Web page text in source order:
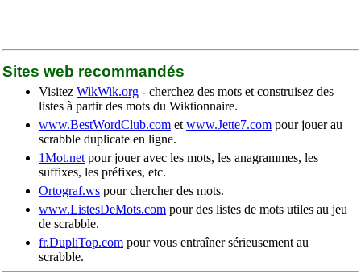
Sites web recommandés
Visitez WikWik.org - cherchez des mots et construisez des
listes à partir des mots du Wiktionnaire.
www.BestWordClub.com et www.Jette7.com pour jouer au
scrabble duplicate en ligne.
1Mot.net pour jouer avec les mots, les anagrammes, les
suffixes, les préfixes, etc.
Ortograf.ws pour chercher des mots.
www.ListesDeMots.com pour des listes de mots utiles au jeu
de scrabble.
fr.DupliTop.com pour vous entraîner sérieusement au
scrabble.